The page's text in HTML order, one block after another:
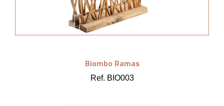
Biombo Ramas
Ref. BIO003